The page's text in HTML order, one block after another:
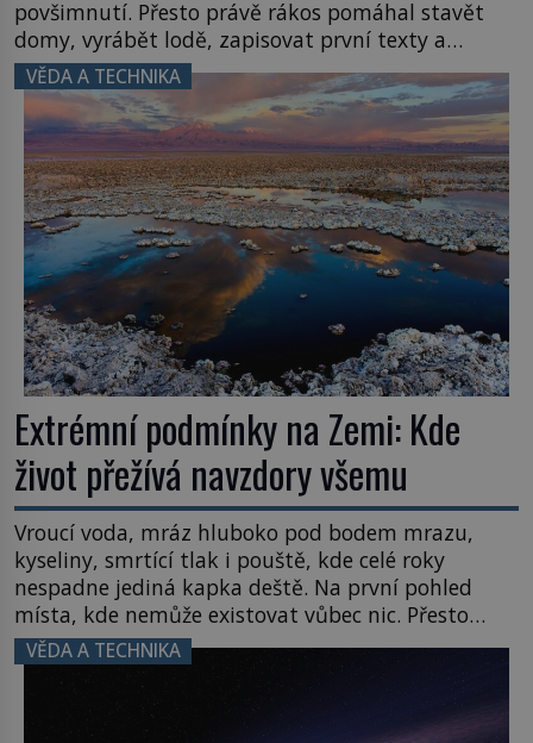
povšimnutí. Přesto právě rákos pomáhal stavět
domy, vyrábět lodě, zapisovat první texty a
inspiroval řadu pověstí. Tato skromná, ale
užitečná rostlina provází člověka už tisíce let.
Většina lidí vnímá rákos jen jako obyčejnou kulisu
letního koupání. Stačí se však podívat […]
VĚDA A TECHNIKA
Extrémní podmínky na Zemi: Kde
život přežívá navzdory všemu
Vroucí voda, mráz hluboko pod bodem mrazu,
kyseliny, smrtící tlak i pouště, kde celé roky
nespadne jediná kapka deště. Na první pohled
místa, kde nemůže existovat vůbec nic. Přesto
právě tady vědci objevují organismy, které
posouvají hranice života. Každý nový nález mění
naše představy o tom, co všechno dokáže příroda a
napovídá, kde bychom jednou […]
VĚDA A TECHNIKA